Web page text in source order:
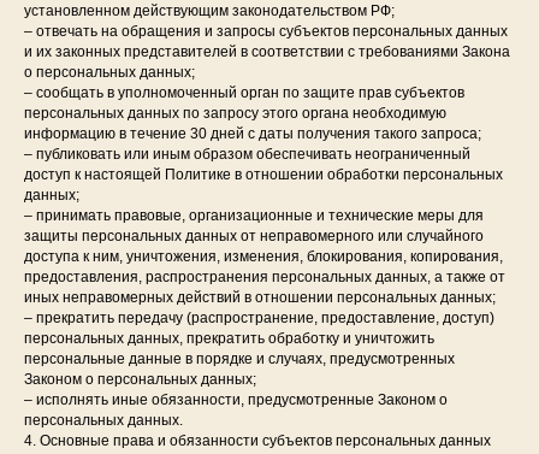
установленном действующим законодательством РФ;
– отвечать на обращения и запросы субъектов персональных данных
и их законных представителей в соответствии с требованиями Закона
о персональных данных;
– сообщать в уполномоченный орган по защите прав субъектов
персональных данных по запросу этого органа необходимую
информацию в течение 30 дней с даты получения такого запроса;
– публиковать или иным образом обеспечивать неограниченный
доступ к настоящей Политике в отношении обработки персональных
данных;
– принимать правовые, организационные и технические меры для
защиты персональных данных от неправомерного или случайного
доступа к ним, уничтожения, изменения, блокирования, копирования,
предоставления, распространения персональных данных, а также от
иных неправомерных действий в отношении персональных данных;
– прекратить передачу (распространение, предоставление, доступ)
персональных данных, прекратить обработку и уничтожить
персональные данные в порядке и случаях, предусмотренных
Законом о персональных данных;
– исполнять иные обязанности, предусмотренные Законом о
персональных данных.
4. Основные права и обязанности субъектов персональных данных